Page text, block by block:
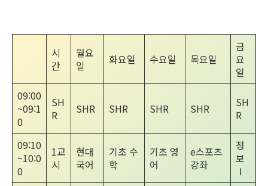
시
간
월요
일
화요일 수요일 목요일
금
요
일
09:00
~09:1
0
SH
R
SHR SHR SHR SHR
SH
R
09:10
~10:0
0
1교
시
현대
국어
기초 수
학
기초 영
어
e스포츠
강좌
정
보
Ⅰ